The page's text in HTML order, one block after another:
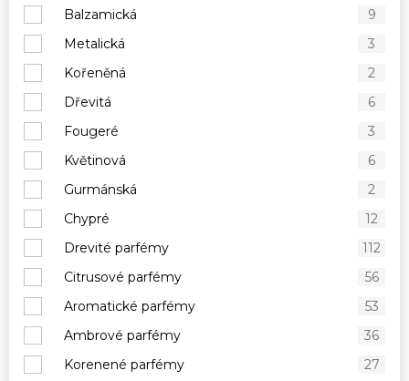
Balzamická
9
Metalická
3
Kořeněná
2
Dřevitá
6
Fougeré
3
Květinová
6
Gurmánská
2
Chypré
12
Drevité parfémy
112
Citrusové parfémy
56
Aromatické parfémy
53
Ambrové parfémy
36
Korenené parfémy
27